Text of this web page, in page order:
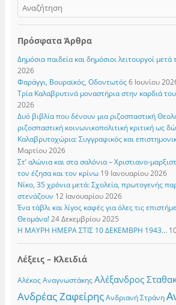
Πρόσφατα Άρθρα
Δημόσια παιδεία και δημόσιοι λειτουργοί μετά
2026
Φαράγγι, Βουραϊκός, Οδοντωτός 6 Ιουνίου
Τρία Καλαβρυτινά μοναστήρια στην καρδιά
2026
Δυό βιβλία που δένουν μια ριζοσπαστική
ριζοσπαστική κοινωνικοπολιτική κριτική ως
Καλαβρυτοχώρια: Συγγραφικός και
Μαρτίου 2026
Στ’ αλώνια και στα σαλόνια – Χριστιανο-
τον έζησα και τον κρίνω 19 Ιανουαρίου 2026
Νίκο, 35 χρόνια μετά: Σχολεία, πρωτογενής
στενάζουν 12 Ιανουαρίου 2026
Ένα τάβλι και λίγος καφές για όλες τις
Θεομάνα! 24 Δεκεμβρίου 2025
Η ΜΑΥΡΗ ΗΜΕΡΑ ΣΤΙΣ 10 ΔΕΚΕΜΒΡΗ 1943…
Λέξεις – Κλειδιά
Αλέκος Αναγνωστάκης Αλέξανδρος
Ανδρέας Ζαφείρης Ανδριανή Στράνη